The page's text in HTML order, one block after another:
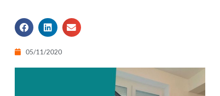
05/11/2020